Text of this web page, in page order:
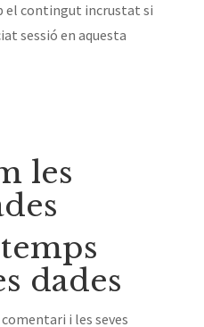
el contingut incrustat si
sessió en aquesta
les
dades
i les seves